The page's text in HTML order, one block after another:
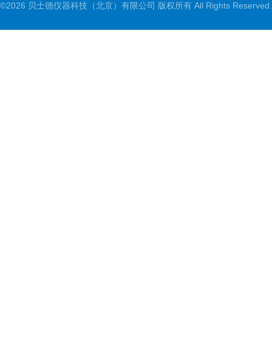
©2026 贝士德仪器科技（北京）有限公司 版权所有 All Rights Reserved.